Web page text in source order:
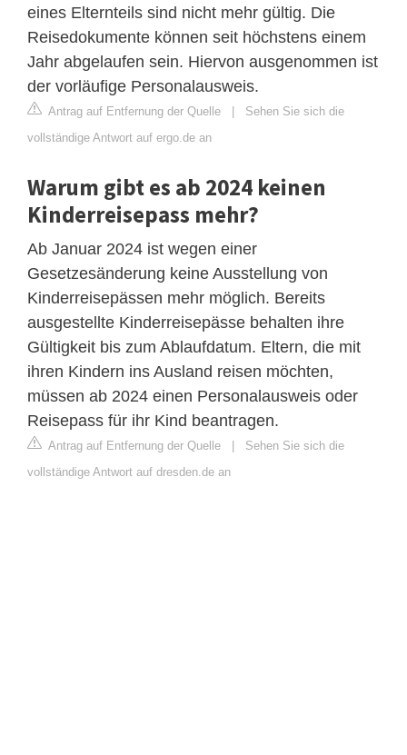
eines Elternteils sind nicht mehr gültig. Die
Reisedokumente können seit höchstens einem
Jahr abgelaufen sein. Hiervon ausgenommen ist
der vorläufige Personalausweis.
Antrag auf Entfernung der Quelle | Sehen Sie sich die
vollständige Antwort auf ergo.de an
Warum gibt es ab 2024 keinen
Kinderreisepass mehr?
Ab Januar 2024 ist wegen einer
Gesetzesänderung keine Ausstellung von
Kinderreisepässen mehr möglich. Bereits
ausgestellte Kinderreisepässe behalten ihre
Gültigkeit bis zum Ablaufdatum. Eltern, die mit
ihren Kindern ins Ausland reisen möchten,
müssen ab 2024 einen Personalausweis oder
Reisepass für ihr Kind beantragen.
Antrag auf Entfernung der Quelle | Sehen Sie sich die
vollständige Antwort auf dresden.de an